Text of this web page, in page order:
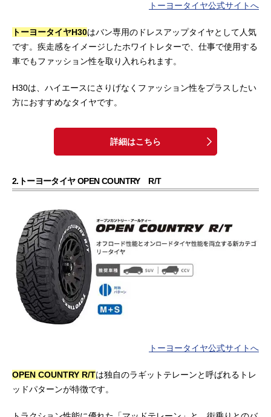
トーヨータイヤ公式サイトへ
トーヨータイヤH30はバン専用のドレスアップタイヤとして人気
です。疾走感をイメージしたホワイトレターで、仕事で使用する
車でもファッション性を取り入れられます。
H30は、ハイエースにさりげなくファッション性をプラスしたい
方におすすめなタイヤです。
詳細はこちら
2.トーヨータイヤ OPEN COUNTRY R/T
トーヨータイヤ公式サイトへ
OPEN COUNTRY R/Tは独自のラギットテレーンと呼ばれるトレ
ッドパターンが特徴です。